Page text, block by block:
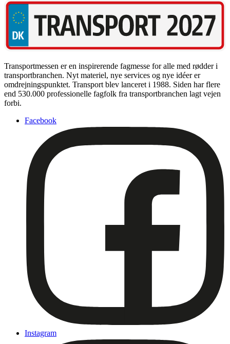
Transportmessen er en inspirerende fagmesse for alle med rødder i
transportbranchen. Nyt materiel, nye services og nye idéer er
omdrejningspunktet. Transport blev lanceret i 1988. Siden har flere
end 530.000 professionelle fagfolk fra transportbranchen lagt vejen
forbi.
Facebook
Instagram